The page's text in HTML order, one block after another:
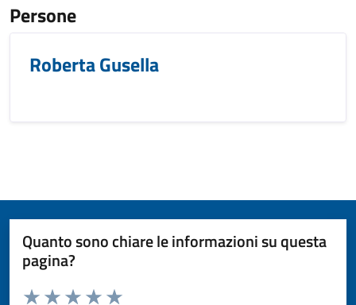
Persone
Roberta Gusella
Quanto sono chiare le informazioni su questa
pagina?
Valuta da 1 a 5 stelle la pagina